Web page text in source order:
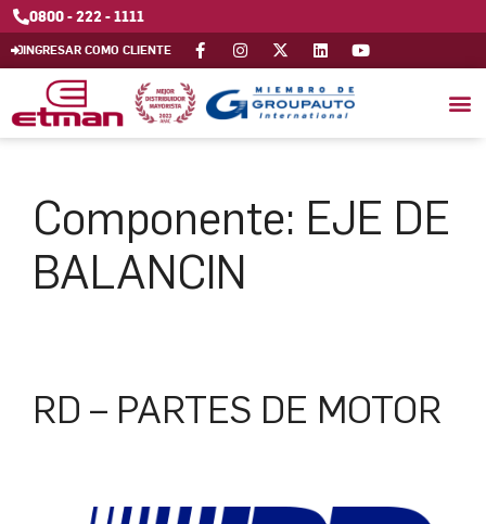
0800 - 222 - 1111
INGRESAR COMO CLIENTE
Componente: EJE DE
BALANCIN
RD – PARTES DE MOTOR